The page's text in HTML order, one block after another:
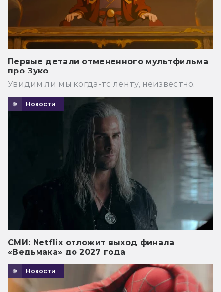
Первые детали отмененного мультфильма
про Зуко
Увидим ли мы когда-то ленту, неизвестно.
Новости
СМИ: Netflix отложит выход финала
«Ведьмака» до 2027 года
Новости